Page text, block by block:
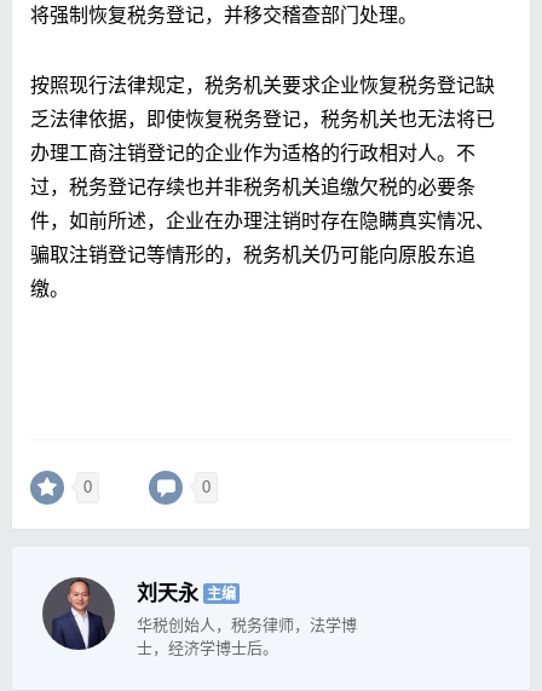
将强制恢复税务登记，并移交稽查部门处理。
按照现行法律规定，税务机关要求企业恢复税务登记缺
乏法律依据，即使恢复税务登记，税务机关也无法将已
办理工商注销登记的企业作为适格的行政相对人。不
过，税务登记存续也并非税务机关追缴欠税的必要条
件，如前所述，企业在办理注销时存在隐瞒真实情况、
骗取注销登记等情形的，税务机关仍可能向原股东追
缴。
0 0
刘天永 主编
华税创始人，税务律师，法学博
士，经济学博士后。